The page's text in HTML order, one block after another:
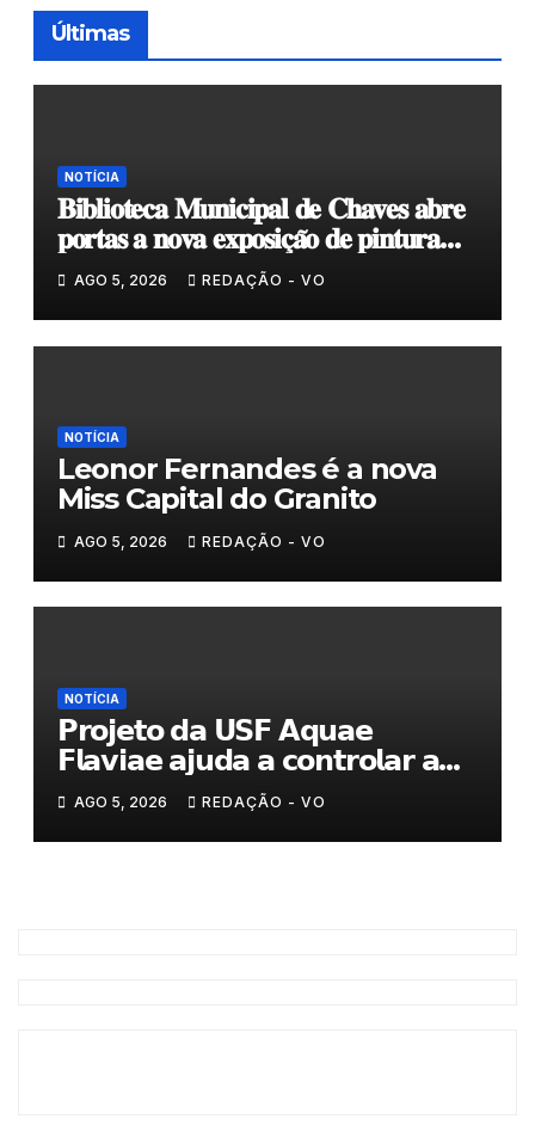
Últimas
NOTÍCIA
𝐁𝐢𝐛𝐥𝐢𝐨𝐭𝐞𝐜𝐚 𝐌𝐮𝐧𝐢𝐜𝐢𝐩𝐚𝐥 𝐝𝐞 𝐂𝐡𝐚𝐯𝐞𝐬 𝐚𝐛𝐫𝐞
𝐩𝐨𝐫𝐭𝐚𝐬 𝐚 𝐧𝐨𝐯𝐚 𝐞𝐱𝐩𝐨𝐬𝐢𝐜̧𝐚̃𝐨 𝐝𝐞 𝐩𝐢𝐧𝐭𝐮𝐫𝐚
𝐝𝐮𝐫𝐚𝐧𝐭𝐞 𝐨 𝐦𝐞̂𝐬 𝐝𝐞 𝐚𝐠𝐨𝐬𝐭𝐨
AGO 5, 2026 REDAÇÃO - VO
NOTÍCIA
Leonor Fernandes é a nova
Miss Capital do Granito
AGO 5, 2026 REDAÇÃO - VO
NOTÍCIA
𝗣𝗿𝗼𝗷𝗲𝘁𝗼 𝗱𝗮 𝗨𝗦𝗙 𝗔𝗾𝘂𝗮𝗲
𝗙𝗹𝗮𝘃𝗶𝗮𝗲 𝗮𝗷𝘂𝗱𝗮 𝗮 𝗰𝗼𝗻𝘁𝗿𝗼𝗹𝗮𝗿 𝗮
𝗮𝗻𝘀𝗶𝗲𝗱𝗮𝗱𝗲
AGO 5, 2026 REDAÇÃO - VO